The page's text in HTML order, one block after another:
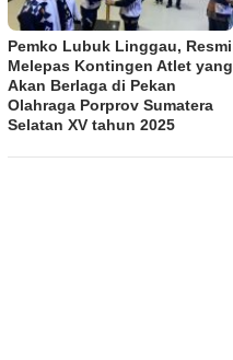
Pemko Lubuk Linggau, Resmi
Melepas Kontingen Atlet yang
Akan Berlaga di Pekan
Olahraga Porprov Sumatera
Selatan XV tahun 2025